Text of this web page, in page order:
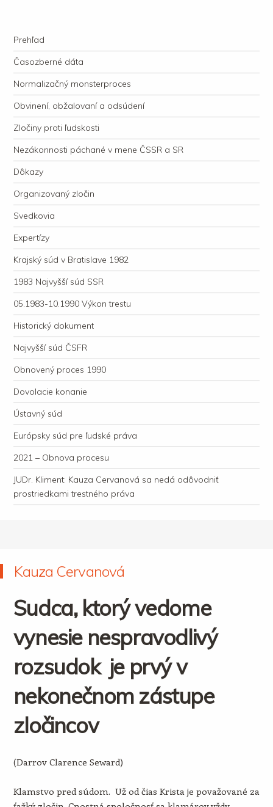
justície
Navigation
Skip to content
Prehľad
Časozberné dáta
Normalizačný monsterproces
Obvinení, obžalovaní a odsúdení
Zločiny proti ľudskosti
Nezákonnosti páchané v mene ČSSR a SR
Dôkazy
Organizovaný zločin
Svedkovia
Expertízy
Krajský súd v Bratislave 1982
1983 Najvyšší súd SSR
05.1983-10.1990 Výkon trestu
Historický dokument
Najvyšší súd ČSFR
Obnovený proces 1990
Dovolacie konanie
Ústavný súd
Európsky súd pre ľudské práva
2021 – Obnova procesu
JUDr. Kliment: Kauza Cervanová sa nedá odôvodniť
prostriedkami trestného práva
Kauza Cervanová
Sudca, ktorý vedome
vynesie nespravodlivý
rozsudok je prvý v
nekonečnom zástupe
zločincov
(Darrov Clarence Seward)
Klamstvo pred súdom. Už od čias Krista je považované za